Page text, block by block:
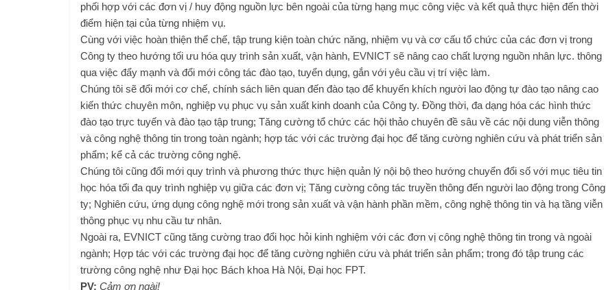
phối hợp với các đơn vị / huy động nguồn lực bên ngoài của từng hạng mục công việc và kết quả thực hiện đến thời
điểm hiện tại của từng nhiệm vụ.
Cùng với việc hoàn thiện thể chế, tập trung kiện toàn chức năng, nhiệm vụ và cơ cấu tổ chức của các đơn vị trong
Công ty theo hướng tối ưu hóa quy trình sản xuất, vận hành, EVNICT sẽ nâng cao chất lượng nguồn nhân lực. thông
qua việc đẩy mạnh và đổi mới công tác đào tạo, tuyển dụng, gắn với yêu cầu vị trí việc làm.
Chúng tôi sẽ đổi mới cơ chế, chính sách liên quan đến đào tạo để khuyến khích người lao động tự đào tạo nâng cao
kiến ​​thức chuyên môn, nghiệp vụ phục vụ sản xuất kinh doanh của Công ty. Đồng thời, đa dạng hóa các hình thức
đào tạo trực tuyến và đào tạo tập trung; Tăng cường tổ chức các hội thảo chuyên đề sâu về các nội dung viễn thông
và công nghệ thông tin trong toàn ngành; hợp tác với các trường đại học để tăng cường nghiên cứu và phát triển sản
phẩm; kể cả các trường công nghệ.
Chúng tôi cũng đổi mới quy trình và phương thức thực hiện quản lý nội bộ theo hướng chuyển đổi số với mục tiêu tin
học hóa tối đa quy trình nghiệp vụ giữa các đơn vị; Tăng cường công tác truyền thông đến người lao động trong Công
ty; Nghiên cứu, ứng dụng công nghệ mới trong sản xuất và vận hành phần mềm, công nghệ thông tin và hạ tầng viễn
thông phục vụ nhu cầu tư nhân.
Ngoài ra, EVNICT cũng tăng cường trao đổi học hỏi kinh nghiệm với các đơn vị công nghệ thông tin trong và ngoài
ngành; Hợp tác với các trường đại học để tăng cường nghiên cứu và phát triển sản phẩm; trong đó tập trung các
trường công nghệ như Đại học Bách khoa Hà Nội, Đại học FPT.
PV: Cảm ơn ngài!